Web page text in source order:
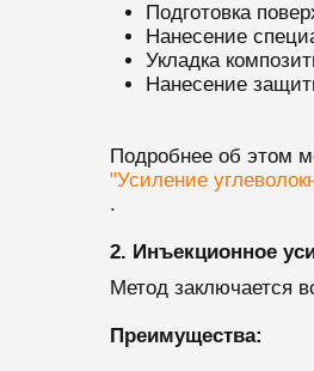
Подготовка
Нанесение
Укладка
Нанесение
Подробнее об этом
"Усиление
.
2. Инъекционное
Метод заключается
Преимущества: